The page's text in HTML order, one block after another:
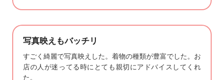
写真映えもバッチリ
すごく綺麗で写真映えした。着物の種類が豊富でした。お
店の人が迷ってる時にとても親切にアドバイスしてくれ
た。